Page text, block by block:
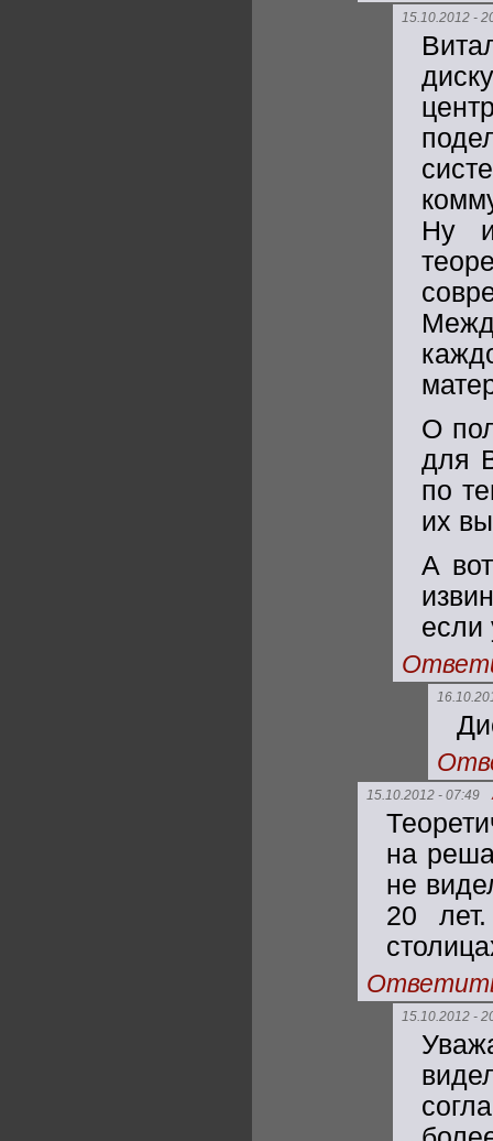
15.10.2012 -
Ну
О
для
по
их
А
если
15.10.2012 - 07:49
на
не
20
15.10.2012 -